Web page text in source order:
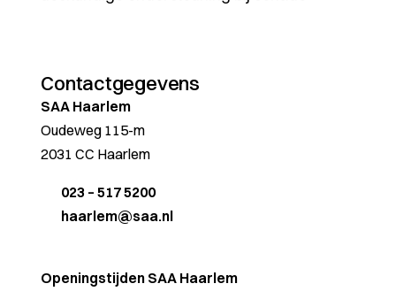
Contactgegevens
SAA Haarlem
Oudeweg 115-m
2031 CC Haarlem
023 – 517 5200
haarlem@saa.nl
Openingstijden SAA Haarlem